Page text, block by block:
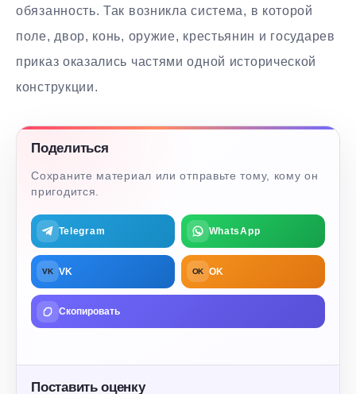
обязанность. Так возникла система, в которой
поле, двор, конь, оружие, крестьянин и государев
приказ оказались частями одной исторической
конструкции.
Поделиться
Сохраните материал или отправьте тому, кому он
пригодится.
Telegram WhatsApp
VK VK OK OK
Скопировать
Поставить оценку